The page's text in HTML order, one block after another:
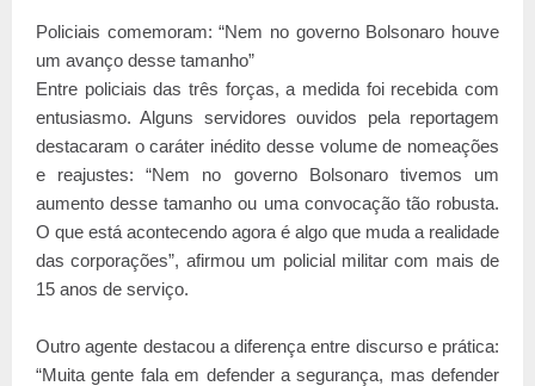
Policiais comemoram: “Nem no governo Bolsonaro houve
um avanço desse tamanho”
Entre policiais das três forças, a medida foi recebida com
entusiasmo. Alguns servidores ouvidos pela reportagem
destacaram o caráter inédito desse volume de nomeações
e reajustes: “Nem no governo Bolsonaro tivemos um
aumento desse tamanho ou uma convocação tão robusta.
O que está acontecendo agora é algo que muda a realidade
das corporações”, afirmou um policial militar com mais de
15 anos de serviço.
Outro agente destacou a diferença entre discurso e prática:
“Muita gente fala em defender a segurança, mas defender